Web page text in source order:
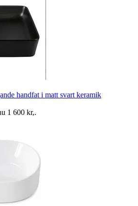
handfat i matt svart keramik
1 600 kr,.